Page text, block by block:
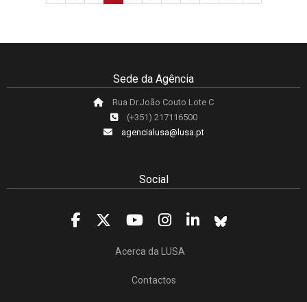
Sede da Agência
Rua Dr.João Couto Lote C
(+351) 217116500
agencialusa@lusa.pt
Social
Acerca da LUSA
Contactos